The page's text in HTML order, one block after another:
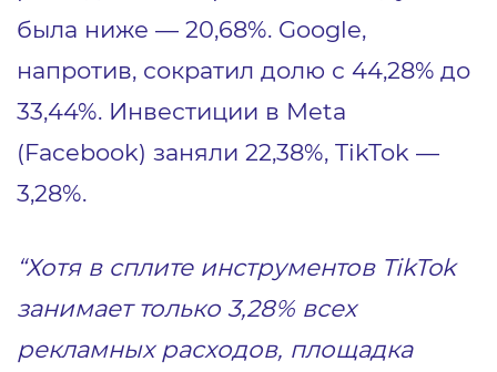
была ниже — 20,68%. Google,
напротив, сократил долю с 44,28% до
33,44%. Инвестиции в Meta
(Facebook) заняли 22,38%, TikTok —
3,28%.
“Хотя в сплите инструментов TikTok
занимает только 3,28% всех
рекламных расходов, площадка